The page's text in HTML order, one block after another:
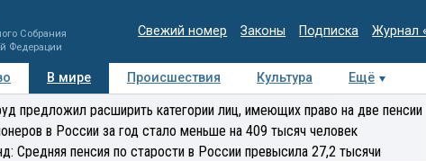
Собрания
Федерации
Свежий номер Законы Подписка Журнал
В мире Происшествия Культура Ещё
Регионы Медиацентр Интервью Колумнисты
предложил расширить категории лиц, имеющих право на две пенсии
в России за год стало меньше на 409 тысяч человек
Средняя пенсия по старости в России превысила 27,2 тысячи